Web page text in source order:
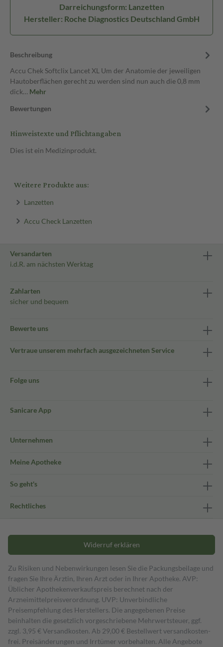
Darreichungsform: Lanzetten
Hersteller: Roche Diagnostics Deutschland GmbH
Beschreibung
Accu Chek Softclix Lancet XL Um der Anatomie der jeweiligen
Hautoberflächen gerecht zu werden sind nun auch die 0,8 mm
dick… Mehr
Bewertungen
Hinweistexte und Pflichtangaben
Dies ist ein Medizinprodukt.
Weitere Produkte aus:
Lanzetten
Accu Check Lanzetten
Versandarten
i.d.R. am nächsten Werktag
Zahlarten
sicher und bequem
Bewerte uns
Vertraue unserem mehrfach ausgezeichneten Service
Folge uns
Sanicare App
Unternehmen
Meine Apotheke
So geht's
Rechtliches
Widerruf erklären
Zu Risiken und Nebenwirkungen lesen Sie die Packungsbeilage und
fragen Sie Ihre Ärztin, Ihren Arzt oder in Ihrer Apotheke. AVP:
Üblicher Apothekenverkaufspreis berechnet nach der
Arzneimittelpreisverordnung. UVP: Unverbindliche
Preisempfehlung des Herstellers. Die angegebenen Preise
beinhalten die gesetzlich vorgeschriebene Mehrwertsteuer, ggf.
zzgl. 3,95 € Versandkosten. Ab 29,00 € Bestell­wert versand­kosten­
frei. Preisänderungen und Irrtümer vorbehalten. Alle Angebote